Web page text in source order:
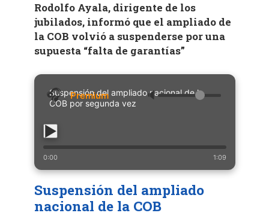
Rodolfo Ayala, dirigente de los
jubilados, informó que el ampliado de
la COB volvió a suspenderse por una
supuesta “falta de garantías”
Suspensión del ampliado nacional de la
COB por segunda vez
🔈
0:00 1:09
Suspensión del ampliado
nacional de la COB